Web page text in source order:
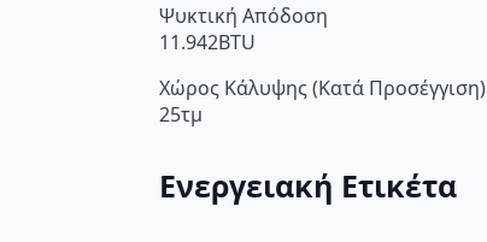
Ψυκτική Απόδοση
11.942BTU
Χώρος Κάλυψης (Κατά Προσέγγιση)
25τμ
Ενεργειακή Ετικέτα